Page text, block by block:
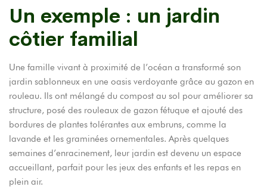
Un exemple : un jardin
côtier familial
Une famille vivant à proximité de l’océan a transformé son
jardin sablonneux en une oasis verdoyante grâce au gazon en
rouleau. Ils ont mélangé du compost au sol pour améliorer sa
structure, posé des rouleaux de gazon fétuque et ajouté des
bordures de plantes tolérantes aux embruns, comme la
lavande et les graminées ornementales. Après quelques
semaines d’enracinement, leur jardin est devenu un espace
accueillant, parfait pour les jeux des enfants et les repas en
plein air.